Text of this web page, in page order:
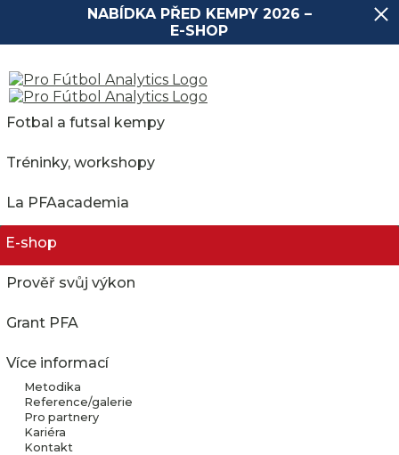
NABÍDKA PŘED KEMPY 2026 –
E-SHOP
Fotbal a futsal kempy
Tréninky, workshopy
La PFAacademia
E-shop
Prověř svůj výkon
Grant PFA
Více informací
Metodika
Reference/galerie
Pro partnery
Kariéra
Kontakt
FK ŠUMPERK